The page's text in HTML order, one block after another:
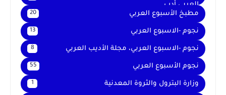
العربي أدب
مطبخ الأسبوع العربي 20
نجوم -الاسبوع العربي 13
نجوم -الاسبوع العربي، مجلة الأديب العربي 8
نجوم الأسبوع العربي 55
وزارة البترول والثروة المعدنية 1